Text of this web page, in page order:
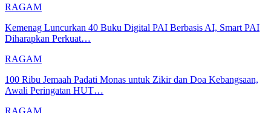
RAGAM
Kemenag Luncurkan 40 Buku Digital PAI Berbasis AI, Smart PAI
Diharapkan Perkuat…
RAGAM
100 Ribu Jemaah Padati Monas untuk Zikir dan Doa Kebangsaan,
Awali Peringatan HUT…
RAGAM